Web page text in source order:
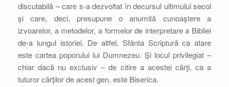
discutabilă – care s-a dezvoltat în decursul ultimului secol
şi care, deci, presupune o anumită cunoaştere a
izvoarelor, a metodelor, a formelor de interpretare a Bibliei
de-a lungul istoriei. De altfel, Sfânta Scriptură ca atare
este cartea poporului lui Dumnezeu. Şi locul privilegiat –
chiar dacă nu exclusiv – de citire a acestei cărţi, ca a
tuturor cărţilor de acest gen, este Biserica.